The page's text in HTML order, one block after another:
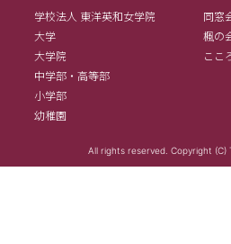
学校法人 東洋英和女学院
同窓
大学
楓の
大学院
ここ
中学部・高等部
小学部
幼稚園
All rights reserved. Copyright (C)